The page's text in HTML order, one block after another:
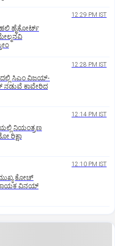
12:29 PM IST
ಹೈಕೋರ್ಟ್‌
12:28 PM IST
ಸಿಎಂ ವಿಜಯ್-
ಕಾವೇರಿದ
12:14 PM IST
ನಿಯಂತ್ರಣ
ರಿಕ್ಷಾ
12:10 PM IST
ಕೋಚ್‌
ನಾಯಕ ವಿನಯ್‌